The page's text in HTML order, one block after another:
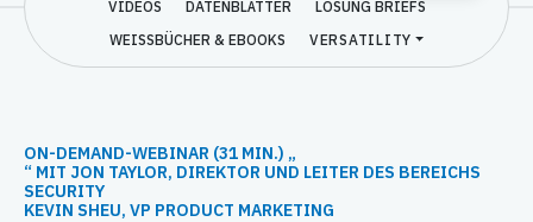
VIDEOS
DATENBLÄTTER
LÖSUNG BRIEFS
WEISSBÜCHER & EBOOKS
VERSATILITY
ON-DEMAND-WEBINAR (31 MIN.) „
“ MIT JON TAYLOR, DIREKTOR UND LEITER DES BEREICHS
SECURITY
KEVIN SHEU, VP PRODUCT MARKETING